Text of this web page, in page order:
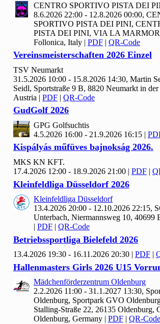
CENTRO SPORTIVO PISTA DEI
8.6.2026 22:00 - 12.8.2026 00:00,
SPORTIVO PISTA DEI PINI,
PISTA DEI PINI, VIA LA
Follonica, Italy | PDF | QR-Code
Vereinsmeisterschaften 2026 Einzel
TSV Neumarkt
31.5.2026 10:00 - 15.8.2026 14:30, Martin
Seidl, Sportstraße 9 B, 8820 Neumarkt in der
Austria | PDF | QR-Code
GudGolf 2026
GPG Golfsuchtis
4.5.2026 16:00 - 21.9.2026 16:15 |
Kispályás műfüves bajnokság 2026.
MKS KN KFT.
17.4.2026 12:00 - 18.9.2026 21:00 | PDF |
Kleinfeldliga Düsseldorf 2026
Kleinfeldliga Düsseldorf
13.4.2026 20:00 - 12.10.2026 22:15,
Unterbach, Niermannsweg 10, 40699
| PDF | QR-Code
Betriebssportliga Bielefeld 2026
13.4.2026 19:30 - 16.11.2026 20:30 | PDF |
Hallenmasters Girls 2026 U15
Mädchenförderzentrum Oldenburg
2.2.2026 11:00 - 31.1.2027 13:30,
Oldenburg, Sportpark GVO
Stalling-Straße 22, 26135 Oldenburg,
Oldenburg, Germany | PDF | QR-Code